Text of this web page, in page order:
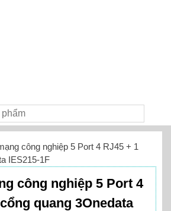
công nghiệp 5 Port 4 RJ45 + 1
IES215-1F
công nghiệp 5 Port 4
quang 3Onedata